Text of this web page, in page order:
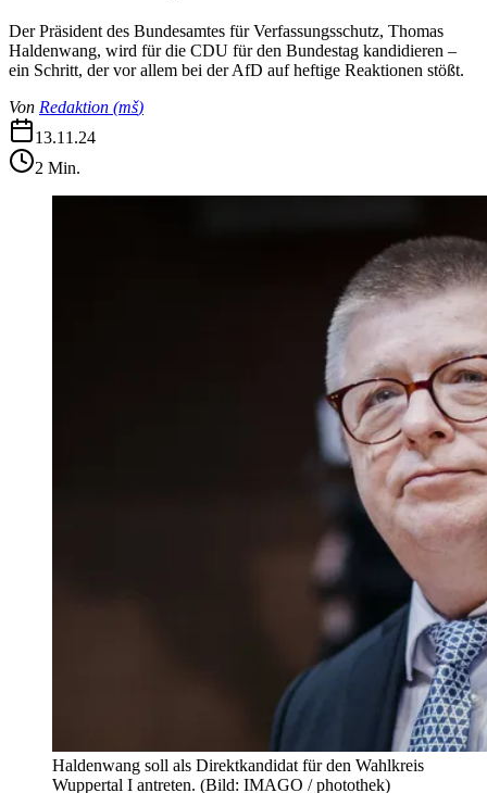
Der Präsident des Bundesamtes für Verfassungsschutz, Thomas
Haldenwang, wird für die CDU für den Bundestag kandidieren –
ein Schritt, der vor allem bei der AfD auf heftige Reaktionen stößt.
Von Redaktion (mš)
13.11.24
2 Min.
Haldenwang soll als Direktkandidat für den Wahlkreis
Wuppertal I antreten. (Bild: IMAGO / photothek)